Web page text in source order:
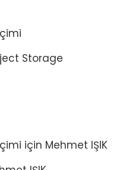
Storage
için Mehmet IŞIK